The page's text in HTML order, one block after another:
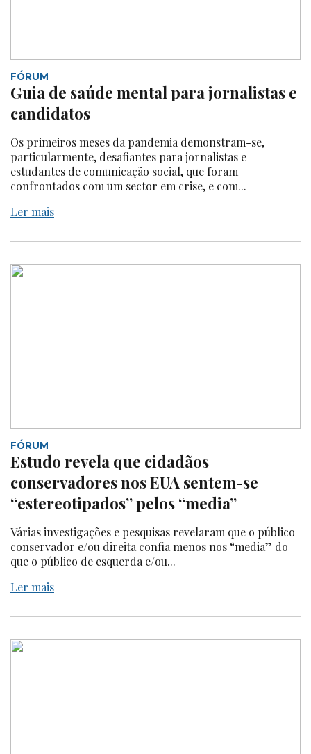
FÓRUM
Guia de saúde mental para jornalistas e
candidatos
Os primeiros meses da pandemia demonstram-se,
particularmente, desafiantes para jornalistas e
estudantes de comunicação social, que foram
confrontados com um sector em crise, e com...
Ler mais
FÓRUM
Estudo revela que cidadãos
conservadores nos EUA sentem-se
“estereotipados” pelos “media”
Várias investigações e pesquisas revelaram que o público
conservador e/ou direita confia menos nos “media” do
que o público de esquerda e/ou...
Ler mais